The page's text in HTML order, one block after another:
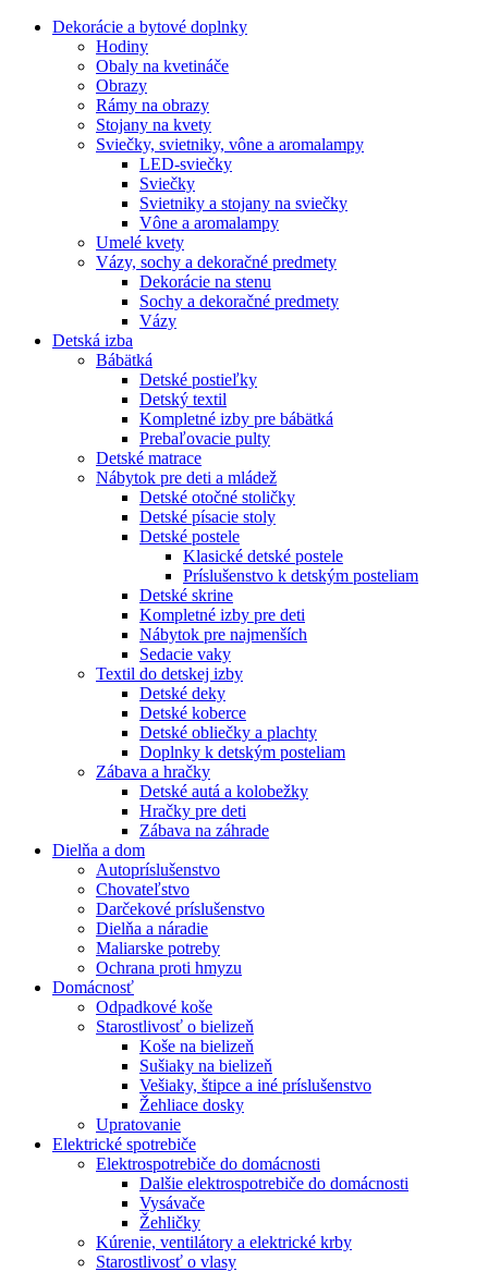
Dekorácie a bytové doplnky
Hodiny
Obaly na kvetináče
Obrazy
Rámy na obrazy
Stojany na kvety
Sviečky, svietniky, vône a aromalampy
LED-sviečky
Sviečky
Svietniky a stojany na sviečky
Vône a aromalampy
Umelé kvety
Vázy, sochy a dekoračné predmety
Dekorácie na stenu
Sochy a dekoračné predmety
Vázy
Detská izba
Bábätká
Detské postieľky
Detský textil
Kompletné izby pre bábätká
Prebaľovacie pulty
Detské matrace
Nábytok pre deti a mládež
Detské otočné stoličky
Detské písacie stoly
Detské postele
Klasické detské postele
Príslušenstvo k detským posteliam
Detské skrine
Kompletné izby pre deti
Nábytok pre najmenších
Sedacie vaky
Textil do detskej izby
Detské deky
Detské koberce
Detské obliečky a plachty
Doplnky k detským posteliam
Zábava a hračky
Detské autá a kolobežky
Hračky pre deti
Zábava na záhrade
Dielňa a dom
Autopríslušenstvo
Chovateľstvo
Darčekové príslušenstvo
Dielňa a náradie
Maliarske potreby
Ochrana proti hmyzu
Domácnosť
Odpadkové koše
Starostlivosť o bielizeň
Koše na bielizeň
Sušiaky na bielizeň
Vešiaky, štipce a iné príslušenstvo
Žehliace dosky
Upratovanie
Elektrické spotrebiče
Elektrospotrebiče do domácnosti
Dalšie elektrospotrebiče do domácnosti
Vysávače
Žehličky
Kúrenie, ventilátory a elektrické krby
Starostlivosť o vlasy